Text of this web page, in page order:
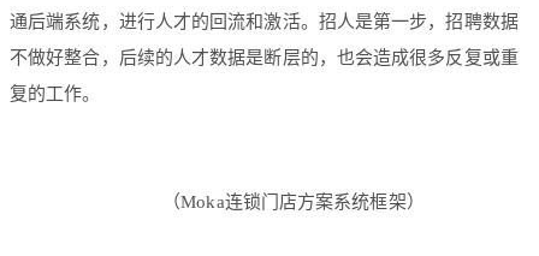
通后端系统，进行人才的回流和激活。招人是第一步，招聘数据
不做好整合，后续的人才数据是断层的，也会造成很多反复或重
复的工作。
（Moka连锁门店方案系统框架）